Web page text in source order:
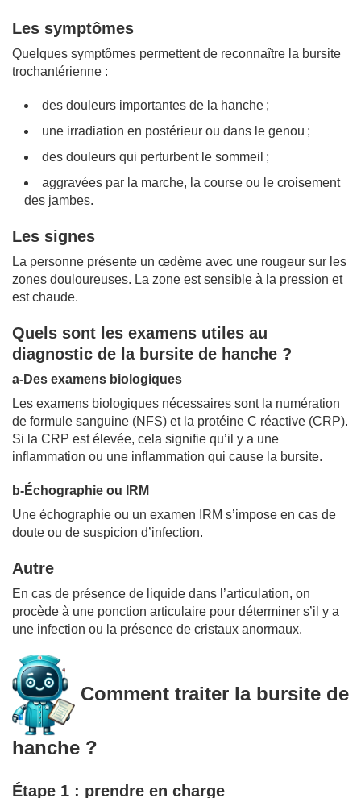
Les symptômes
Quelques symptômes permettent de reconnaître la bursite
trochantérienne :
des douleurs importantes de la hanche ;
une irradiation en postérieur ou dans le genou ;
des douleurs qui perturbent le sommeil ;
aggravées par la marche, la course ou le croisement
des jambes.
Les signes
La personne présente un œdème avec une rougeur sur les
zones douloureuses. La zone est sensible à la pression et
est chaude.
Quels sont les examens utiles au
diagnostic de la bursite de hanche ?
a-Des examens biologiques
Les examens biologiques nécessaires sont la numération
de formule sanguine (NFS) et la protéine C réactive (CRP).
Si la CRP est élevée, cela signifie qu’il y a une
inflammation ou une inflammation qui cause la bursite.
b-Échographie ou IRM
Une échographie ou un examen IRM s’impose en cas de
doute ou de suspicion d’infection.
Autre
En cas de présence de liquide dans l’articulation, on
procède à une ponction articulaire pour déterminer s’il y a
une infection ou la présence de cristaux anormaux.
Comment traiter la bursite de
hanche ?
Étape 1 : prendre en charge